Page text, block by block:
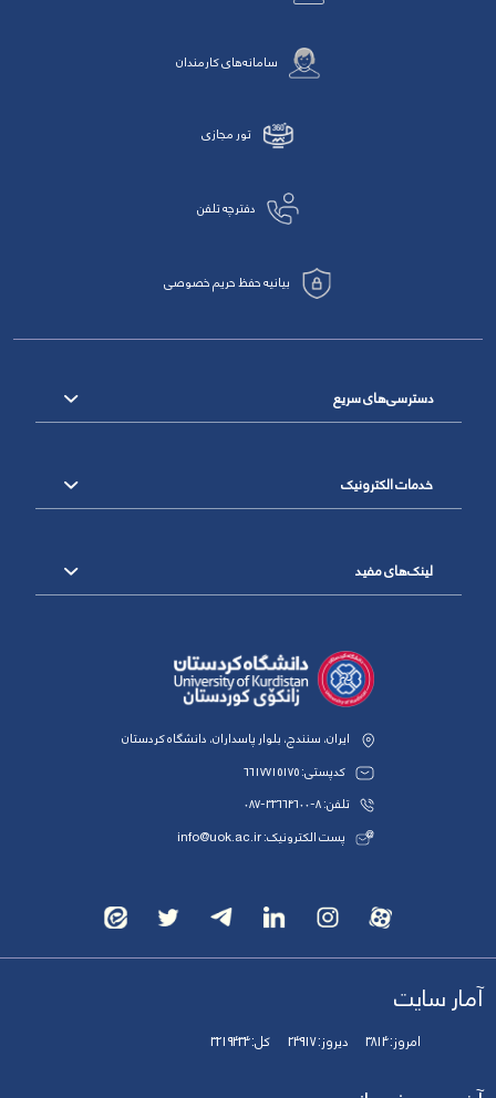
سامانه‌های کارمندان
تور مجازی
دفترچه تلفن
بیانیه حفظ حریم خصوصی
دسترسی‌های سریع
خدمات الکترونیک
لینک‌های مفید
ایران، سنندج، بلوار پاسداران، دانشگاه کردستان
کدپستی: 6617715175
تلفن: 8-33664600-087
پست الکترونیک: info@uok.ac.ir
آمار سایت
امروز:3814 دیروز:24917 کل:3219434